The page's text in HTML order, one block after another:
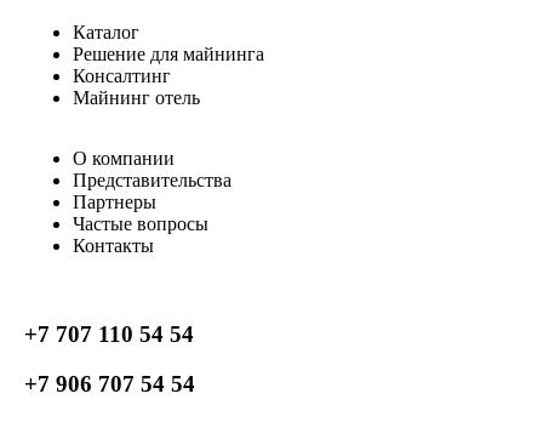
Каталог
Решение для майнинга
Консалтинг
Майнинг отель
О компании
Представительства
Партнеры
Частые вопросы
Контакты
+7 707 110 54 54
+7 906 707 54 54